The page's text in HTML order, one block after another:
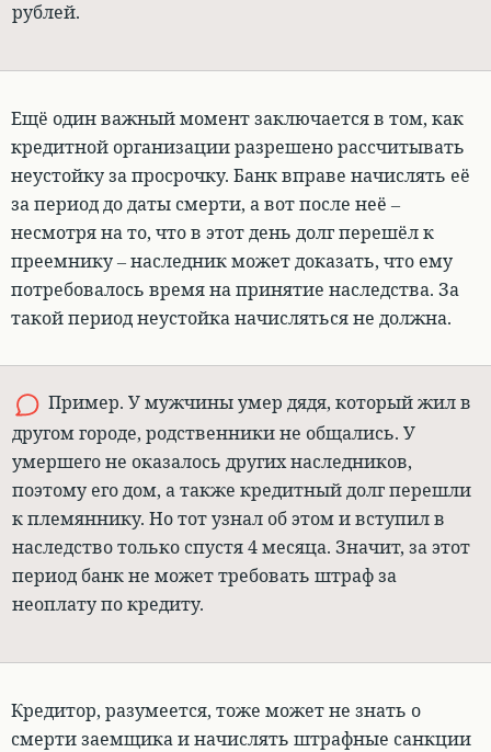
рублей.
Ещё один важный момент заключается в том, как
кредитной организации разрешено рассчитывать
неустойку за просрочку. Банк вправе начислять её
за период до даты смерти, а вот после неё –
несмотря на то, что в этот день долг перешёл к
преемнику – наследник может доказать, что ему
потребовалось время на принятие наследства. За
такой период неустойка начисляться не должна.
Пример. У мужчины умер дядя, который жил в
другом городе, родственники не общались. У
умершего не оказалось других наследников,
поэтому его дом, а также кредитный долг перешли
к племяннику. Но тот узнал об этом и вступил в
наследство только спустя 4 месяца. Значит, за этот
период банк не может требовать штраф за
неоплату по кредиту.
Кредитор, разумеется, тоже может не знать о
смерти заемщика и начислять штрафные санкции